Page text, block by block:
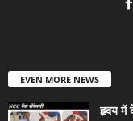
EVEN MORE NEWS
हृदय में